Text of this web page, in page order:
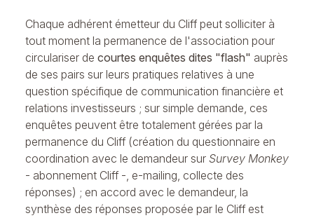
Chaque adhérent émetteur du Cliff peut solliciter à
tout moment la permanence de l'association pour
circulariser de courtes enquêtes dites "flash" auprès
de ses pairs sur leurs pratiques relatives à une
question spécifique de communication financière et
relations investisseurs ; sur simple demande, ces
enquêtes peuvent être totalement gérées par la
permanence du Cliff (création du questionnaire en
coordination avec le demandeur sur Survey Monkey
- abonnement Cliff -, e-mailing, collecte des
réponses) ; en accord avec le demandeur, la
synthèse des réponses proposée par le Cliff est